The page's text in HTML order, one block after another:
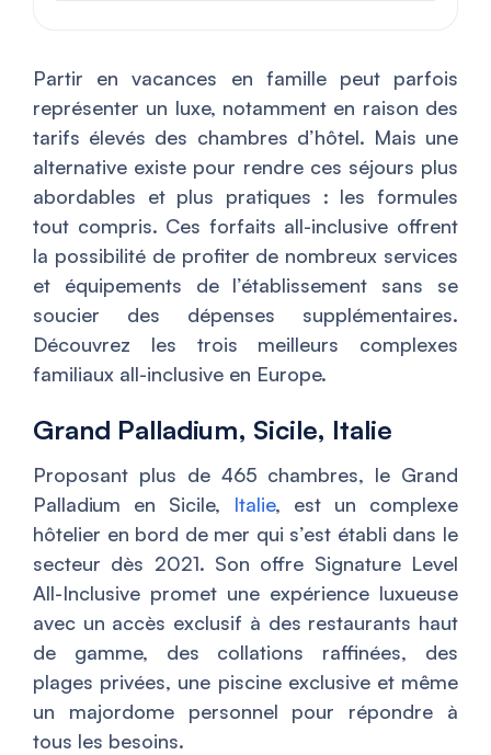
Partir en vacances en famille peut parfois
représenter un luxe, notamment en raison des
tarifs élevés des chambres d’hôtel. Mais une
alternative existe pour rendre ces séjours plus
abordables et plus pratiques : les formules
tout compris. Ces forfaits all-inclusive offrent
la possibilité de profiter de nombreux services
et équipements de l’établissement sans se
soucier des dépenses supplémentaires.
Découvrez les trois meilleurs complexes
familiaux all-inclusive en Europe.
Grand Palladium, Sicile, Italie
Proposant plus de 465 chambres, le Grand
Palladium en Sicile, Italie, est un complexe
hôtelier en bord de mer qui s’est établi dans le
secteur dès 2021. Son offre Signature Level
All-Inclusive promet une expérience luxueuse
avec un accès exclusif à des restaurants haut
de gamme, des collations raffinées, des
plages privées, une piscine exclusive et même
un majordome personnel pour répondre à
tous les besoins.